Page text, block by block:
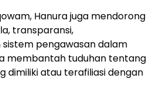
Hanura juga mendorong
transparansi,
pengawasan dalam
membantah tuduhan tentang
dimiliki atau terafiliasi dengan